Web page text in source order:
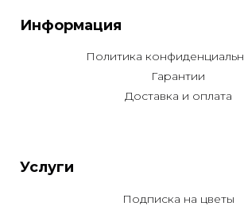
Информация
Политика
Гарантии
Доставка и оплата
Услуги
Подписка на цветы